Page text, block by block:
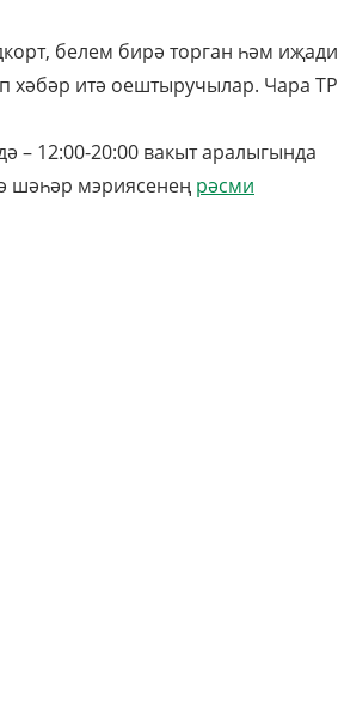
белем бирә торган һәм иҗади
хәбәр итә оештыручылар. Чара ТР
– 12:00-20:00 вакыт аралыгында
шәһәр мэриясенең рәсми